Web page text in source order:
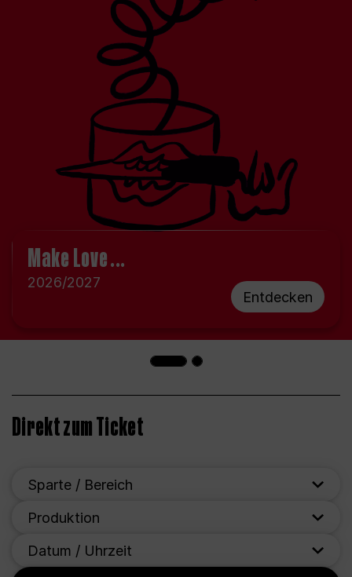
Make Love ...
2026/2027
Entdecken
Direkt zum Ticket
Sparte / Bereich
Produktion
Datum / Uhrzeit